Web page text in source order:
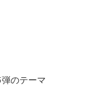
弾のテーマ